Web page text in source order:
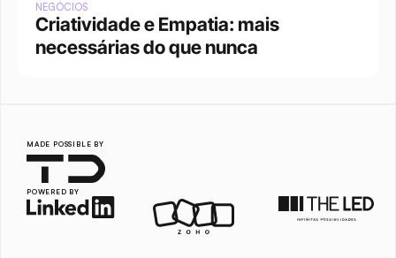
NEGÓCIOS
Criatividade e Empatia: mais
necessárias do que nunca
MADE POSSIBLE BY
POWERED BY